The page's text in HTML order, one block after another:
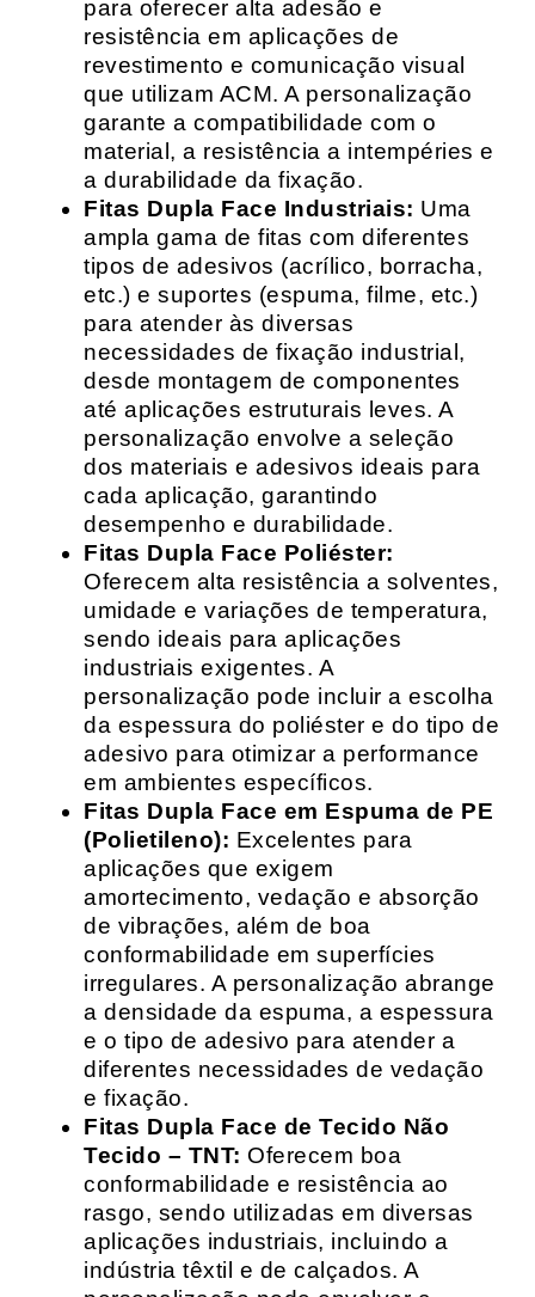
para oferecer alta adesão e
resistência em aplicações de
revestimento e comunicação visual
que utilizam ACM. A personalização
garante a compatibilidade com o
material, a resistência a intempéries e
a durabilidade da fixação.
Fitas Dupla Face Industriais: Uma
ampla gama de fitas com diferentes
tipos de adesivos (acrílico, borracha,
etc.) e suportes (espuma, filme, etc.)
para atender às diversas
necessidades de fixação industrial,
desde montagem de componentes
até aplicações estruturais leves. A
personalização envolve a seleção
dos materiais e adesivos ideais para
cada aplicação, garantindo
desempenho e durabilidade.
Fitas Dupla Face Poliéster:
Oferecem alta resistência a solventes,
umidade e variações de temperatura,
sendo ideais para aplicações
industriais exigentes. A
personalização pode incluir a escolha
da espessura do poliéster e do tipo de
adesivo para otimizar a performance
em ambientes específicos.
Fitas Dupla Face em Espuma de PE
(Polietileno): Excelentes para
aplicações que exigem
amortecimento, vedação e absorção
de vibrações, além de boa
conformabilidade em superfícies
irregulares. A personalização abrange
a densidade da espuma, a espessura
e o tipo de adesivo para atender a
diferentes necessidades de vedação
e fixação.
Fitas Dupla Face de Tecido Não
Tecido – TNT: Oferecem boa
conformabilidade e resistência ao
rasgo, sendo utilizadas em diversas
aplicações industriais, incluindo a
indústria têxtil e de calçados. A